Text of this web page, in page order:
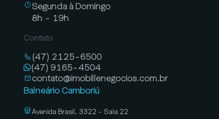
Segunda à Domingo
8h - 19h
Contato
(47) 2125-6500
(47) 9165-4504
contato@imobillenegocios.com.br
Balneário Camboriú
Avenida Brasil, 3322 - Sala 22